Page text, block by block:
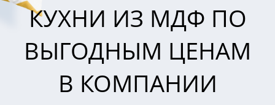
КУХНИ ИЗ МДФ ПО
ВЫГОДНЫМ ЦЕНАМ
В КОМПАНИИ